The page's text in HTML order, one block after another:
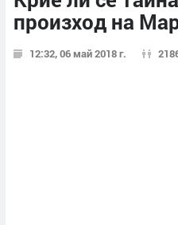
произход на
12:32, 06 май 2018 г.